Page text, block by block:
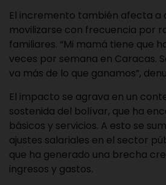
El incremento también afecta a
movilizarse con frecuencia por
familiares. “Mi mamá tiene que
veces por semana en Caracas.
va más de lo que ganamos”,
El impacto se agrava en un
sostenida del bolívar, que ha
básicos y servicios. A esto se
ajustes salariales en el sector
que ha generado una brecha
ingresos y gastos.